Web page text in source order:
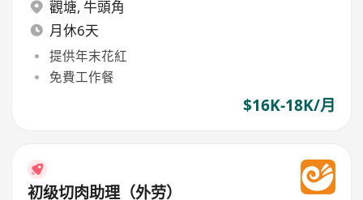
觀塘, 牛頭角
月休6天
提供年末花紅
免費工作餐
$16K-18K/月
初级切肉助理（外劳）